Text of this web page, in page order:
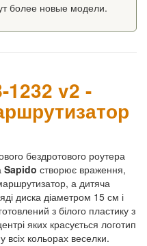
более новые модели.
v2 -
бездротового роутера
Sapido створює враження,
а дитяча
диска діаметром 15 см і
з білого пластику з
яких красується логотип
всіх кольорах веселки.